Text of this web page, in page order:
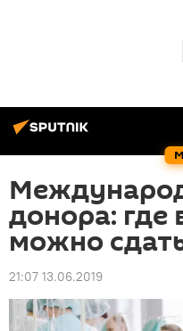
донора: где
можно
21:07 13.06.2019